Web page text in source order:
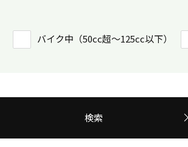
バイク中（50cc超〜125cc以下）
検索